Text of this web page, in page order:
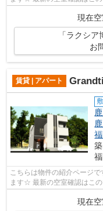
す！迅速に対応致します！！
現在空
「ラクシ
お
賃貸 | アパート Grandtic
こちらは物件の紹介ページ
ます☆ 最新の空室確認はこ
現在空